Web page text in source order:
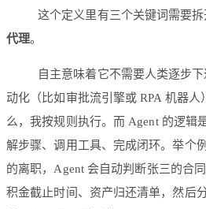
这个定义里有三个关键词需要拆
代理。
自主意味着它不需要人类逐步
动化（比如审批流引擎或 RPA 机器
么，我按规则执行。而 Agent 的逻辑
解步骤、调用工具、完成闭环。举个
的离职，Agent 会自动判断张三的合
积金截止时间、资产归还清单，然后